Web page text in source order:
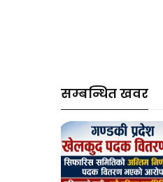
सम्बन्धित खवर